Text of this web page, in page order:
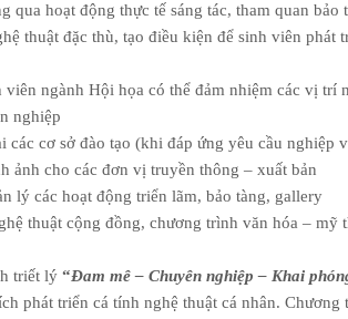
qua hoạt động thực tế sáng tác, tham quan
thuật đặc thù, tạo điều kiện để sinh viên
viên ngành Hội họa có thể đảm nhiệm các vị trí
nghiệp
các cơ sở đào tạo (khi đáp ứng yêu cầu nghiệp
ảnh cho các đơn vị truyền thông – xuất bản
lý các hoạt động triển lãm, bảo tàng, gallery
thuật cộng đồng, chương trình văn hóa – mỹ
triết lý “Đam mê – Chuyên nghiệp – Khai
phát triển cá tính nghệ thuật cá nhân.